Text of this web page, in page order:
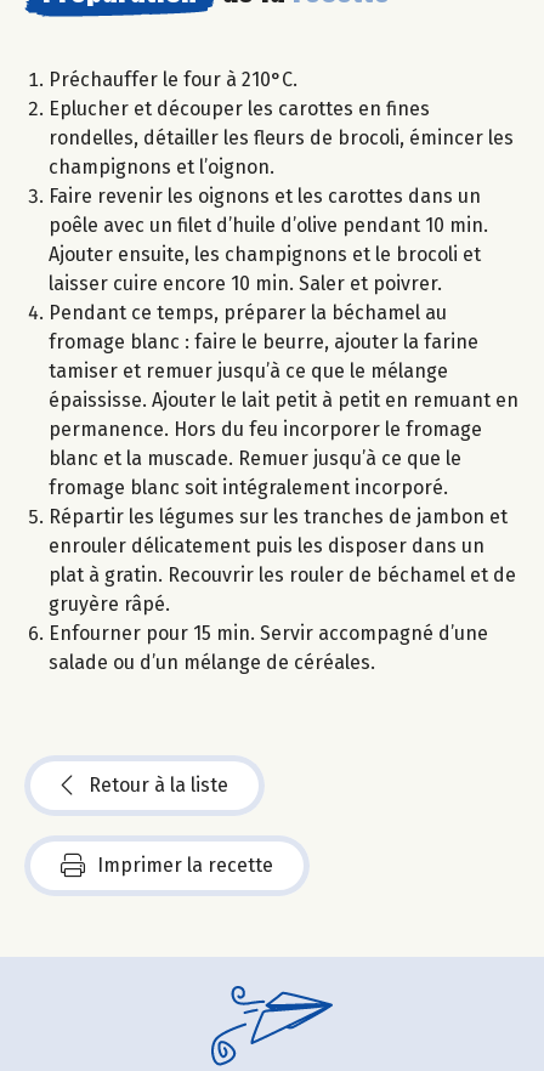
Préchauffer le four à 210°C.
Eplucher et découper les carottes en fines
rondelles, détailler les fleurs de brocoli, émincer les
champignons et l’oignon.
Faire revenir les oignons et les carottes dans un
poêle avec un filet d’huile d’olive pendant 10 min.
Ajouter ensuite, les champignons et le brocoli et
laisser cuire encore 10 min. Saler et poivrer.
Pendant ce temps, préparer la béchamel au
fromage blanc : faire le beurre, ajouter la farine
tamiser et remuer jusqu’à ce que le mélange
épaississe. Ajouter le lait petit à petit en remuant en
permanence. Hors du feu incorporer le fromage
blanc et la muscade. Remuer jusqu’à ce que le
fromage blanc soit intégralement incorporé.
Répartir les légumes sur les tranches de jambon et
enrouler délicatement puis les disposer dans un
plat à gratin. Recouvrir les rouler de béchamel et de
gruyère râpé.
Enfourner pour 15 min. Servir accompagné d’une
salade ou d’un mélange de céréales.
Retour à la liste
Imprimer la recette